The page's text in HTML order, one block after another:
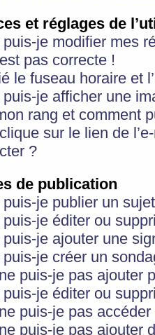
et réglages de
je modifier mes
pas correcte !
le fuseau horaire et
je afficher une
rang et comment
sur le lien de
?
de publication
je publier un
je éditer ou
je ajouter une
je créer un
puis-je pas ajouter
je éditer ou
puis-je pas
puis-je pas ajouter